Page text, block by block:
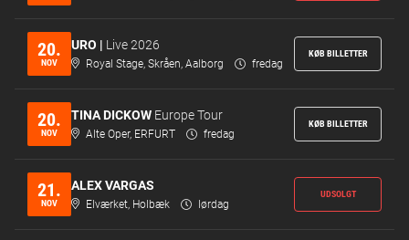
20.
NOV
URO | Live 2026
Royal Stage, Skråen, Aalborg fredag
KØB BILLETTER
20.
NOV
TINA DICKOW Europe Tour
Alte Oper, ERFURT fredag
KØB BILLETTER
21.
NOV
ALEX VARGAS
Elværket, Holbæk lørdag
UDSOLGT